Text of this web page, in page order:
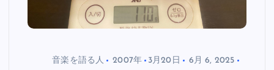
音楽を語る人 2007年 3月20日
6月 6, 2025